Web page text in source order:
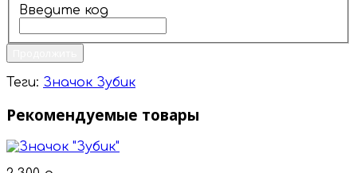
Введите код
Теги: Значок Зубик
Рекомендуемые товары